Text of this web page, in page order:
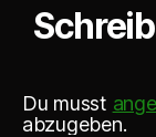
Du musst
abzugeben.